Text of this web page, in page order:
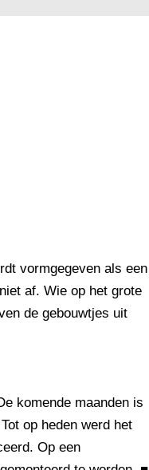
vormgegeven als een
af. Wie op het grote
de gebouwtjes uit
komende maanden is
op heden werd het
Op een